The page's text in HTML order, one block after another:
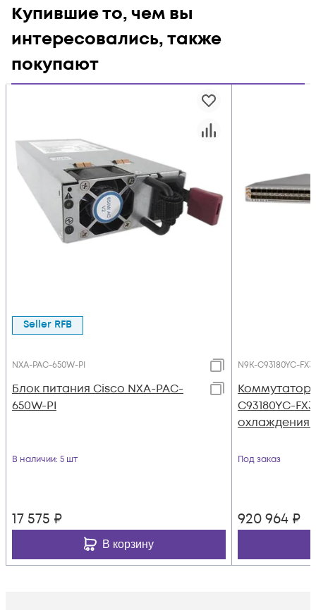
Купившие то, чем вы
интересовались, также
покупают
Seller RFB
NXA-PAC-650W-PI
Блок питания Cisco NXA-PAC-
650W-PI
В наличии: 5 шт
17 575 ₽
В корзину
N9K-C93180YC-
Коммутатор
C93180YC-
охлаждения
Под заказ
920 964 ₽